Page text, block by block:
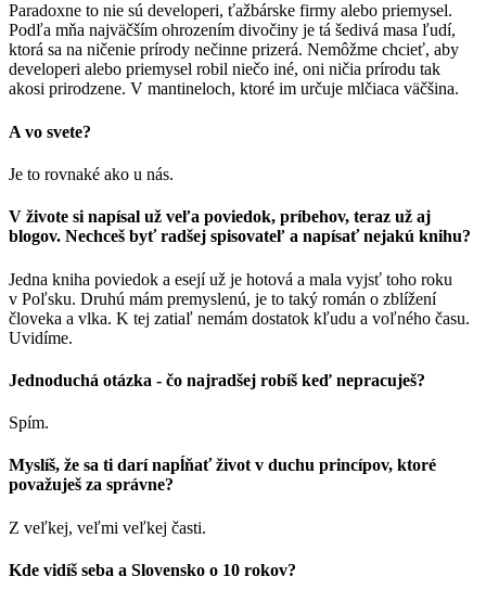
Paradoxne to nie sú developeri, ťažbárske firmy alebo priemysel.
Podľa mňa najväčším ohrozením divočiny je tá šedivá masa ľudí,
ktorá sa na ničenie prírody nečinne prizerá. Nemôžme chcieť, aby
developeri alebo priemysel robil niečo iné, oni ničia prírodu tak
akosi prirodzene. V mantineloch, ktoré im určuje mlčiaca väčšina.
A vo svete?
Je to rovnaké ako u nás.
V živote si napísal už veľa poviedok, príbehov, teraz už aj
blogov. Nechceš byť radšej spisovateľ a napísať nejakú knihu?
Jedna kniha poviedok a esejí už je hotová a mala vyjsť toho roku
v Poľsku. Druhú mám premyslenú, je to taký román o zblížení
človeka a vlka. K tej zatiaľ nemám dostatok kľudu a voľného času.
Uvidíme.
Jednoduchá otázka - čo najradšej robíš keď nepracuješ?
Spím.
Myslíš, že sa ti darí napĺňať život v duchu princípov, ktoré
považuješ za správne?
Z veľkej, veľmi veľkej časti.
Kde vidíš seba a Slovensko o 10 rokov?